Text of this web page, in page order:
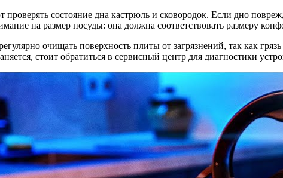
состояние дна кастрюль и сковородок. Если дно
на размер посуды: она должна соответствовать размеру
очищать поверхность плиты от загрязнений, так как
стоит обратиться в сервисный центр для диагностики